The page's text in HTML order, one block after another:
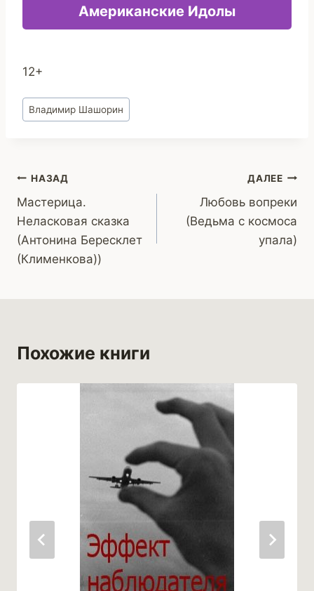
Американские Идолы
12+
Метки
записи:
Владимир Шашорин
Навигация
по
записям
НАЗАД
Мастерица.
Неласковая сказка
(Антонина Бересклет
(Клименкова))
ДАЛЕЕ
Любовь вопреки
(Ведьма с космоса
упала)
Похожие книги